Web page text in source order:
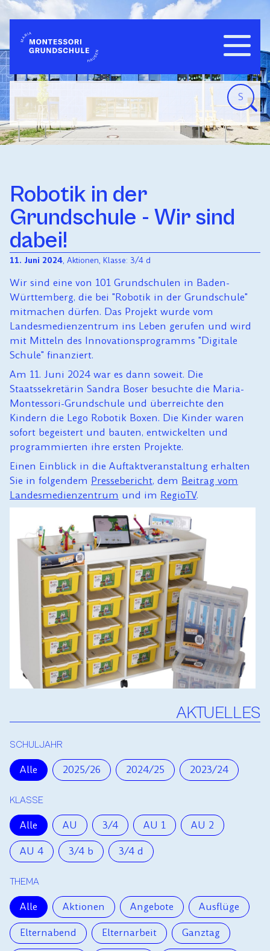
WILLKOMMEN
AKTUELLES
SCHULJAHR
Alle 2025/26 2024/25 2023/24
KLASSE
Alle AU 3/4 AU 1
AU 2
AU 4
3/4 b 3/4 d
THEMA
Alle Aktionen Angebote
Ausflüge
Elternabend
Elternarbeit
Ganztag
Robotik in der
Grundschule - Wir sind
dabei!
11. Juni 2024, Aktionen, Klasse: 3/4 d
Wir sind eine von 101 Grundschulen in Baden-
Württemberg, die bei "Robotik in der Grundschule"
mitmachen dürfen. Das Projekt wurde vom
Landesmedienzentrum ins Leben gerufen und wird
mit Mitteln des Innovationsprogramms "Digitale
Schule" finanziert.
Am 11. Juni 2024 war es dann soweit. Die
Staatssekretärin Sandra Boser besuchte die Maria-
Montessori-Grundschule und überreichte den
Kindern die Lego Robotik Boxen. Die Kinder waren
sofort begeistert und bauten, entwickelten und
programmierten ihre ersten Projekte.
Einen Einblick in die Auftaktveranstaltung erhalten
Sie in folgendem Pressebericht, dem Beitrag vom
Landesmedienzentrum und im RegioTV.